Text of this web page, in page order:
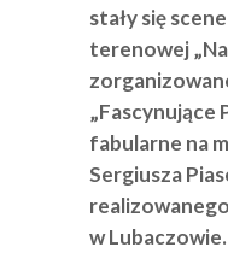
stały się
terenowej
„Fascynujące
fabularne na
Sergiusza
w